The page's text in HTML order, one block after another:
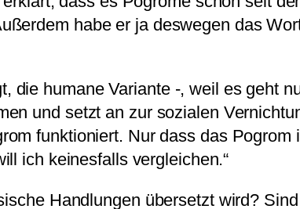
habe er ja deswegen das
die humane Variante -, weil es geht
und setzt an zur sozialen
funktioniert. Nur dass das Pogrom
ich keinesfalls vergleichen.“
Handlungen übersetzt wird?